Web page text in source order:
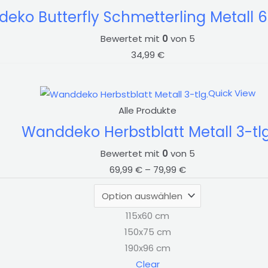
Butterfly Schmetterling Metall
Bewertet mit 0 von 5
34,99 €
Quick View
Alle Produkte
Wanddeko Herbstblatt Metall 3-
Bewertet mit 0 von 5
69,99 € – 79,99 €
Preisspanne:
bis
79,99 €
115x60 cm
150x75 cm
190x96 cm
Clear